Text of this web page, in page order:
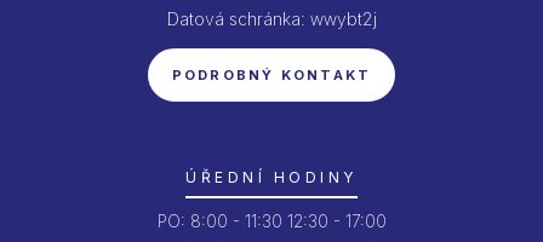
Datová schránka: wwybt2j
PODROBNÝ KONTAKT
ÚŘEDNÍ HODINY
PO: 8:00 - 11:30 12:30 - 17:00